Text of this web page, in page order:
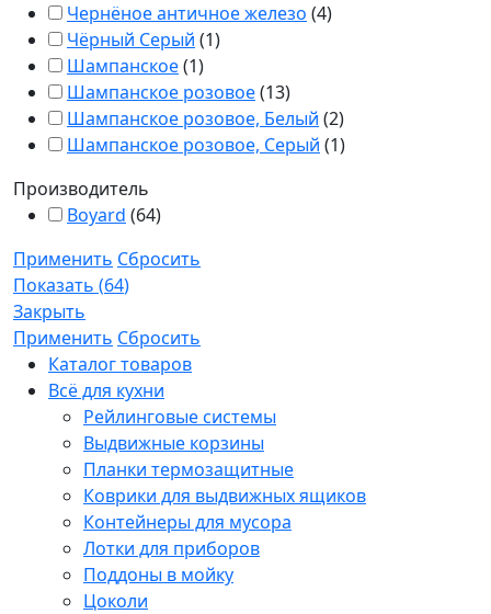
Чернёное античное железо (4)
Чёрный Серый (1)
Шампанское(1)
Шампанское розовое(13)
Шампанское розовое, Белый (2)
Шампанское розовое, Серый (1)
Производитель
Boyard (64)
Применить Сбросить
Показать (64)
Закрыть
Применить Сбросить
Каталог товаров
Всё для кухни
Рейлинговые системы
Выдвижные корзины
Планки термозащитные
Коврики для выдвижных ящиков
Контейнеры для мусора
Лотки для приборов
Поддоны в мойку
Цоколи